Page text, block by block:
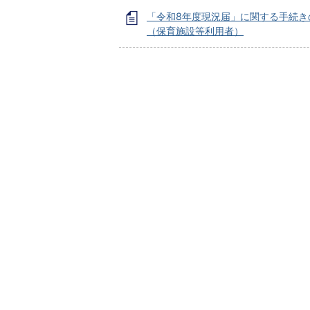
「令和8年度現況届」に関する手続
（保育施設等利用者）